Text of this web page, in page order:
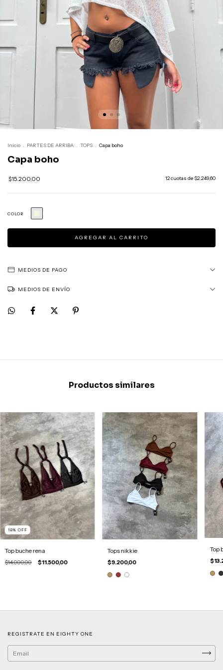
Inicio . PARTES DE ARRIBA . TOPS . Capa boho
Capa boho
$15.200,00 12cuotas de $2.249,60
COLOR
MEDIOS DE PAGO
MEDIOS DE ENVÍO
Productos similares
18%OFF
Top buche rena
$14.000,00 $11.500,00
Tops nikkie
$9.200,00
Top
REGISTRATE EN EIGHTY ONE